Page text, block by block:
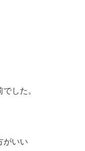
した。
がいい